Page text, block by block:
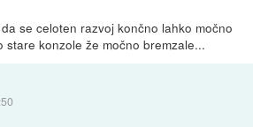
se celoten razvoj končno lahko močno
stare konzole že močno bremzale...